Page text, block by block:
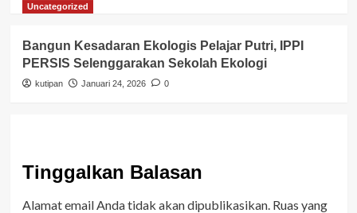
Uncategorized
Bangun Kesadaran Ekologis Pelajar Putri, IPPI
PERSIS Selenggarakan Sekolah Ekologi
kutipan Januari 24, 2026 0
Tinggalkan Balasan
Alamat email Anda tidak akan dipublikasikan. Ruas yang